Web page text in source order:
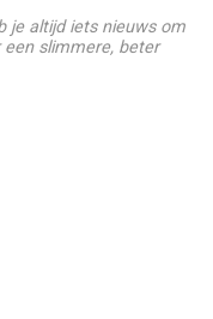
je altijd iets nieuws om
slimmere, beter